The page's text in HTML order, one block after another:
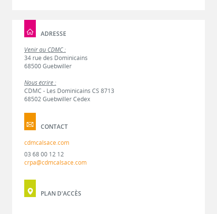
ADRESSE
Venir au CDMC :
34 rue des Dominicains
68500 Guebwiller
Nous écrire :
CDMC - Les Dominicains CS 8713
68502 Guebwiller Cedex
CONTACT
cdmcalsace.com
03 68 00 12 12
crpa@cdmcalsace.com
PLAN D'ACCÈS